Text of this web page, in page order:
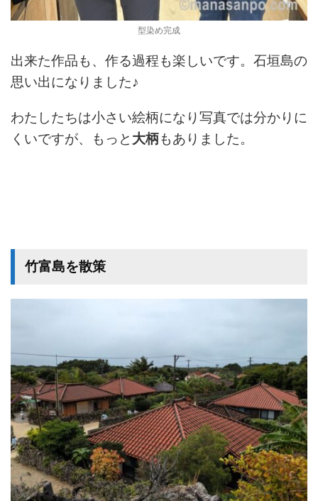
型染め完成
出来た作品も、作る過程も楽しいです。石垣島の
思い出になりました♪
わたしたちは小さい絵柄になり写真では分かりに
くいですが、もっと 大柄もありました。
竹富島を散策